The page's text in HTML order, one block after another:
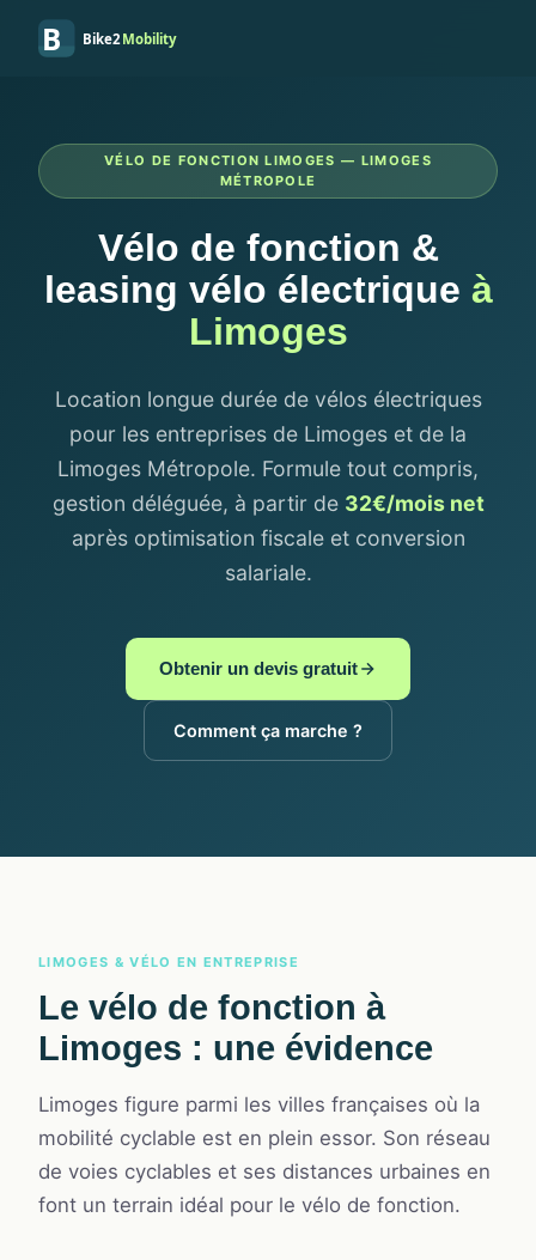
B Bike2Mobility
VÉLO DE FONCTION LIMOGES — LIMOGES
MÉTROPOLE
Vélo de fonction &
leasing vélo électrique à
Limoges
Location longue durée de vélos électriques
pour les entreprises de Limoges et de la
Limoges Métropole. Formule tout compris,
gestion déléguée, à partir de 32€/mois net
après optimisation fiscale et conversion
salariale.
Obtenir un devis gratuit
Comment ça marche ?
LIMOGES & VÉLO EN ENTREPRISE
Le vélo de fonction à
Limoges : une évidence
Limoges figure parmi les villes françaises où la
mobilité cyclable est en plein essor. Son réseau
de voies cyclables et ses distances urbaines en
font un terrain idéal pour le vélo de fonction.